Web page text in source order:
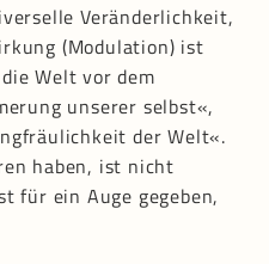
Veränderlichkeit,
(Modulation) ist
die Welt vor dem
unserer selbst«,
der Welt«.
haben, ist nicht
für ein Auge gegeben,